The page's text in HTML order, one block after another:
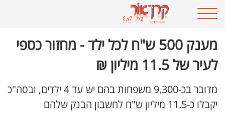
מענק 500 ש"ח לכל ילד - מחזור כספי
לעיר של 11.5 מיליון ₪
מדובר בכ-9,300 משפחות בהם יש עד 4 ילדים, ובסה"כ
יקבלו כ-11.5 מיליון ש"ח לחשבון הבנק שלהם